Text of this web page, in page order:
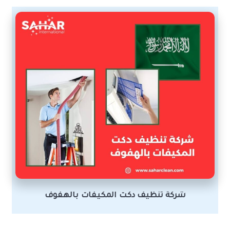
شركة تنظيف دكت المكيفات بالهفوف